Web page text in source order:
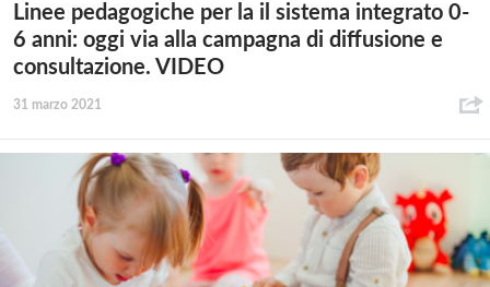
Linee pedagogiche per la il sistema integrato 0-
6 anni: oggi via alla campagna di diffusione e
consultazione. VIDEO
31 marzo 2021